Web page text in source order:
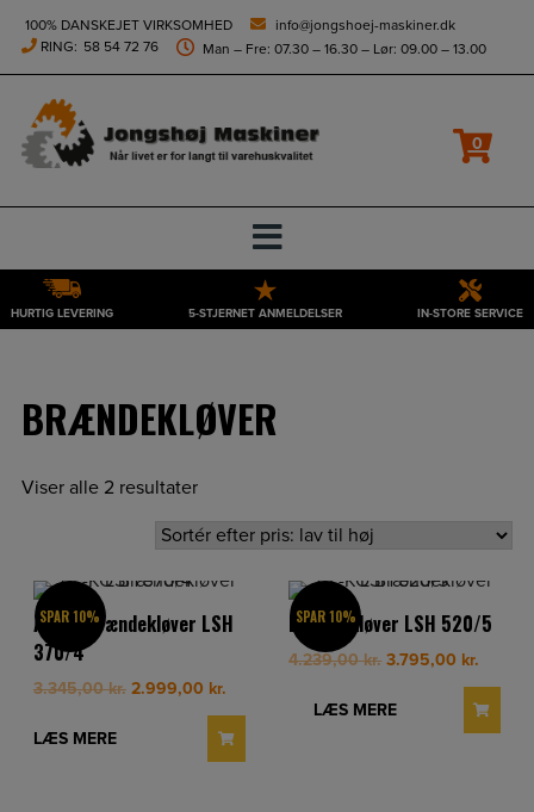
height="0" width="0" style="display:none;visibility:hidden">
Hop
100% DANSKEJET VIRKSOMHED
info@jongshoej-maskiner.dk
RING: 58 54 72 76 Man – Fre: 07.30 – 16.30 – Lør: 09.00 – 13.00
0
HURTIG LEVERING 5-STJERNET ANMELDELSER IN-STORE SERVICE
BRÆNDEKLØVER
Viser alle 2 resultater
SPAR 10%
AL-KO Brændekløver LSH
370/4
3.345,00kr. Original
3.345,00 kr..
2.999,00 kr.Current
price
is:
2.999,00 kr..
LÆS MERE
SPAR 10%
Brændekløver LSH 520/5
4.239,00kr. Original
was:
4.239,00 kr..
3.795,00 kr.
price
is:
LÆS MERE